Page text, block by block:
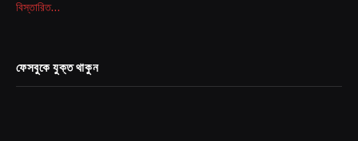
বিস্তারিত...
ফেসবুকে যুক্ত থাকুন